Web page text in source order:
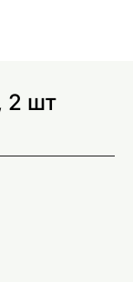
2 шт